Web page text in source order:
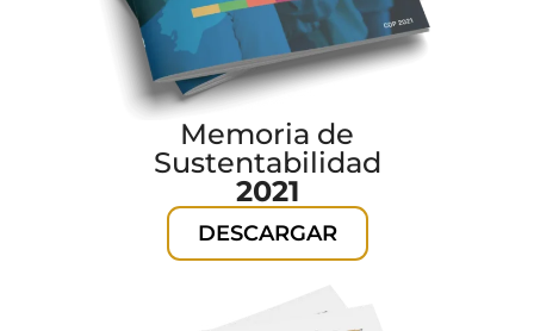
Memoria de
Sustentabilidad
2021
DESCARGAR